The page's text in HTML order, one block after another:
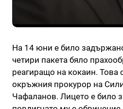
На 14 юни е било
четири пакета бяло
реагиращо на кокаин.
окръжния прокурор на
Чафаланов. Лицето е било